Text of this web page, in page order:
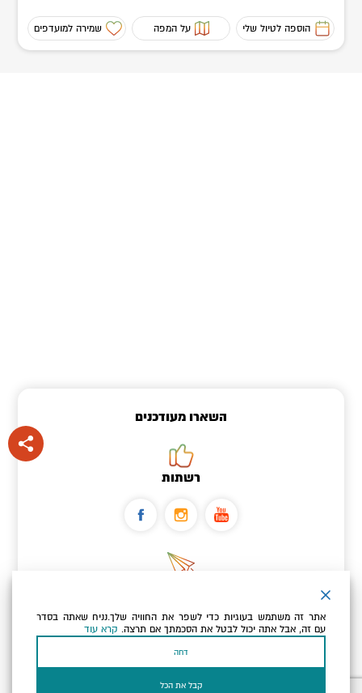
הוספה לטיול שלי על המפה שמירה למועדפים
השארו מעודכנים
רשתות
כתובת הדוא"ל שלך
אני מאשר/ת שקראתי ומסכים/הלמדיניות הפרטיות ולמדיניות
אתר זה משתמש בעוגיות כדי לשפר את החוויה שלך.נניח שאתה בסדר
עם זה, אבל אתה יכול לבטל את הסכמתך אם תרצה. קרא עוד
דחה
קבל את הכל